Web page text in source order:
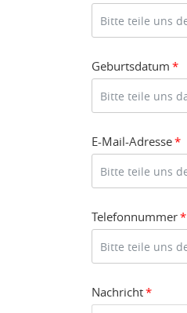
Geburtsdatum *
E-Mail-Adresse*
Telefonnummer*
Nachricht*